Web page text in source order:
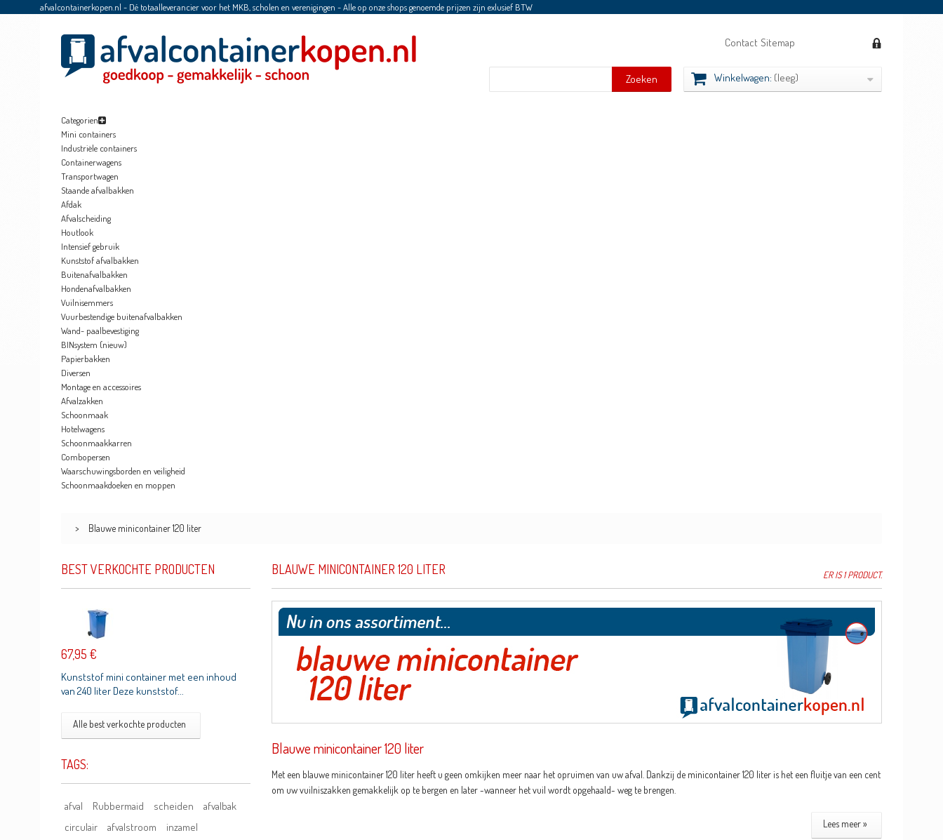
afvalcontainerkopen.nl - Dé totaalleverancier voor het MKB, scholen en verenigingen -Alle op onze shops genoemde prijzen zijn exlusief BTW
Contact Sitemap
Zoeken Winkelwagen: (leeg)
Categorien
Mini containers
Industriële containers
Containerwagens
Transportwagen
Staande afvalbakken
Afdak
Afvalscheiding
Houtlook
Intensief gebruik
Kunststof afvalbakken
Buitenafvalbakken
Hondenafvalbakken
Vuilnisemmers
Vuurbestendige buitenafvalbakken
Wand- paalbevestiging
BINsystem (nieuw)
Papierbakken
Diversen
Montage en accessoires
Afvalzakken
Schoonmaak
Hotelwagens
Schoonmaakkarren
Combopersen
Waarschuwingsborden en veiligheid
Schoonmaakdoeken en moppen
> Blauwe minicontainer 120 liter
BEST VERKOCHTE PRODUCTEN
67,95 €
Kunststof mini container met een inhoud
van 240 liter Deze kunststof...
Alle best verkochte producten
TAGS:
afval Rubbermaid scheiden
afvalbak
circulair
afvalstroom
inzamel
BLAUWE MINICONTAINER 120 LITER ER IS 1 PRODUCT.
Blauwe minicontainer 120 liter
Met een blauwe minicontainer 120 liter heeft u geen omkijken meer naar het opruimen van uw afval. Dankzij de minicontainer 120 liter is het een fluitje van een cent
om uw vuilniszakken gemakkelijk op te bergen en later -wanneer het vuil wordt opgehaald- weg te brengen.
Lees meer »